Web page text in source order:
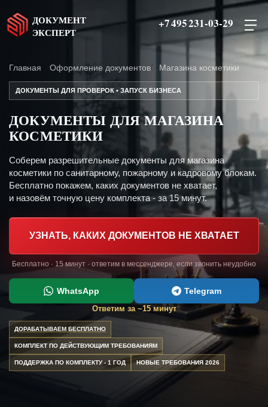
ДОКУМЕНТ
ЭКСПЕРТ
+7 495 231-03-29
Главная Оформление документов Магазина косметики
ДОКУМЕНТЫ ДЛЯ ПРОВЕРОК • ЗАПУСК БИЗНЕСА
ДОКУМЕНТЫ ДЛЯ МАГАЗИНА
КОСМЕТИКИ
Соберем разрешительные документы для магазина
косметики по санитарному, пожарному и кадровому блокам.
Бесплатно покажем, каких документов не хватает,
и назовём точную цену комплекта - за 15 минут.
УЗНАТЬ, КАКИХ ДОКУМЕНТОВ НЕ ХВАТАЕТ
Бесплатно · 15 минут · ответим в мессенджере, если звонить неудобно
WhatsApp Telegram
Ответим за ~15 минут
ДОРАБАТЫВАЕМ БЕСПЛАТНО
КОМПЛЕКТ ПО ДЕЙСТВУЮЩИМ ТРЕБОВАНИЯМ
ПОДДЕРЖКА ПО КОМПЛЕКТУ - 1 ГОД НОВЫЕ ТРЕБОВАНИЯ 2026